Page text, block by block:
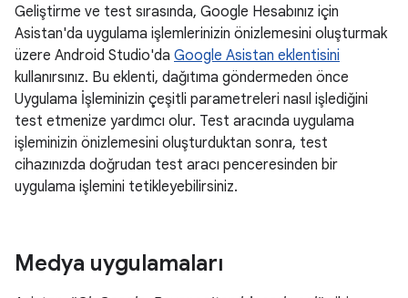
Geliştirme ve test sırasında, Google Hesabınız için
Asistan'da uygulama işlemlerinizin önizlemesini oluşturmak
üzere Android Studio'da Google Asistan eklentisini
kullanırsınız. Bu eklenti, dağıtıma göndermeden önce
Uygulama İşleminizin çeşitli parametreleri nasıl işlediğini
test etmenize yardımcı olur. Test aracında uygulama
işleminizin önizlemesini oluşturduktan sonra, test
cihazınızda doğrudan test aracı penceresinden bir
uygulama işlemini tetikleyebilirsiniz.
Medya uygulamaları